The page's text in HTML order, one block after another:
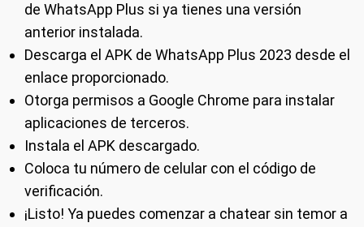
de WhatsApp Plus si ya tienes una versión
anterior instalada.
Descarga el APK de WhatsApp Plus 2023 desde el
enlace proporcionado.
Otorga permisos a Google Chrome para instalar
aplicaciones de terceros.
Instala el APK descargado.
Coloca tu número de celular con el código de
verificación.
¡Listo! Ya puedes comenzar a chatear sin temor a